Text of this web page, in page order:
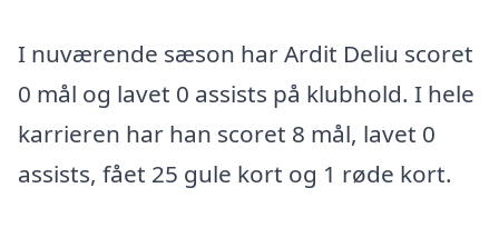
I nuværende sæson har Ardit Deliu scoret
0 mål og lavet 0 assists på klubhold. I hele
karrieren har han scoret 8 mål, lavet 0
assists, fået 25 gule kort og 1 røde kort.